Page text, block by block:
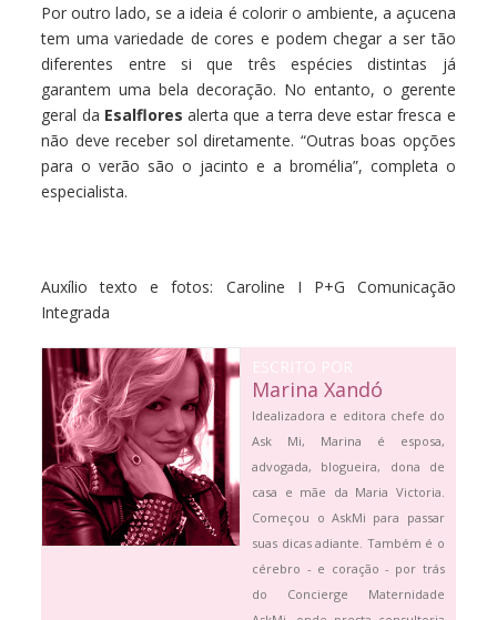
Por outro lado, se a ideia é colorir o ambiente, a açucena
tem uma variedade de cores e podem chegar a ser tão
diferentes entre si que três espécies distintas já
garantem uma bela decoração. No entanto, o gerente
geral da Esalflores alerta que a terra deve estar fresca e
não deve receber sol diretamente. “Outras boas opções
para o verão são o jacinto e a bromélia”, completa o
especialista.
Auxílio texto e fotos: Caroline I P+G Comunicação
Integrada
ESCRITO POR
Marina Xandó
Idealizadora e editora chefe do
Ask Mi, Marina é esposa,
advogada, blogueira, dona de
casa e mãe da Maria Victoria.
Começou o AskMi para passar
suas dicas adiante. Também é o
cérebro - e coração - por trás
do Concierge Maternidade